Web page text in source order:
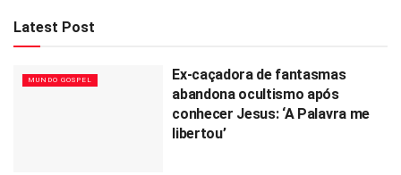
Latest Post
MUNDO GOSPEL
Ex-caçadora de fantasmas
abandona ocultismo após
conhecer Jesus: ‘A Palavra me
libertou’